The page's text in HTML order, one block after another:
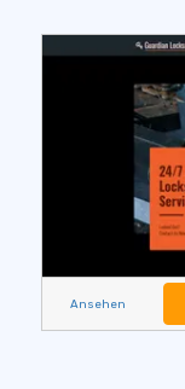
Ansehen